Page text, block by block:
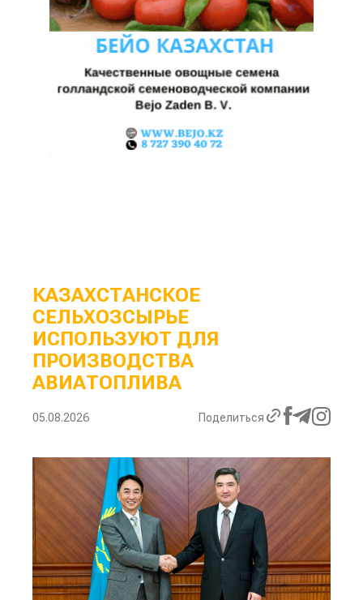
КАЗАХСТАНСКОЕ
СЕЛЬХОЗСЫРЬЕ
ИСПОЛЬЗУЮТ ДЛЯ
ПРОИЗВОДСТВА
АВИАТОПЛИВА
05.08.2026 Поделиться